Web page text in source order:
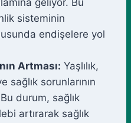
geliyor. Bu
sisteminin
endişelere yol
Artması: Yaşlılık,
sağlık sorunlarının
durum, sağlık
artırarak sağlık